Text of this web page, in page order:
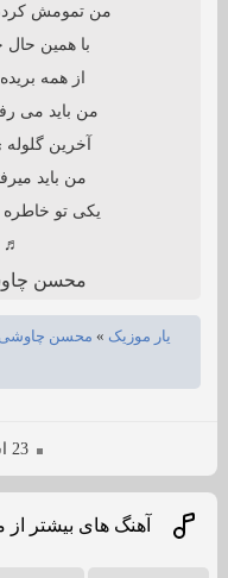
من تمومش
با همین
از همه
من باید می
آخرین
من باید
یکی تو
محسن
یار موزیک » محسن چاوشی
23 اسفند 1403
آهنگ های بیشتر